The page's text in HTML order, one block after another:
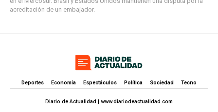
acreditación de un embajador.
Deportes Economía Espectáculos Política Sociedad Tecno
Diario de Actualidad | www.diariodeactualidad.com